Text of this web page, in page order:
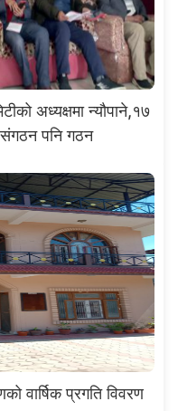
अध्यक्षमा न्यौपाने,१७
पनि गठन
वार्षिक प्रगति विवरण